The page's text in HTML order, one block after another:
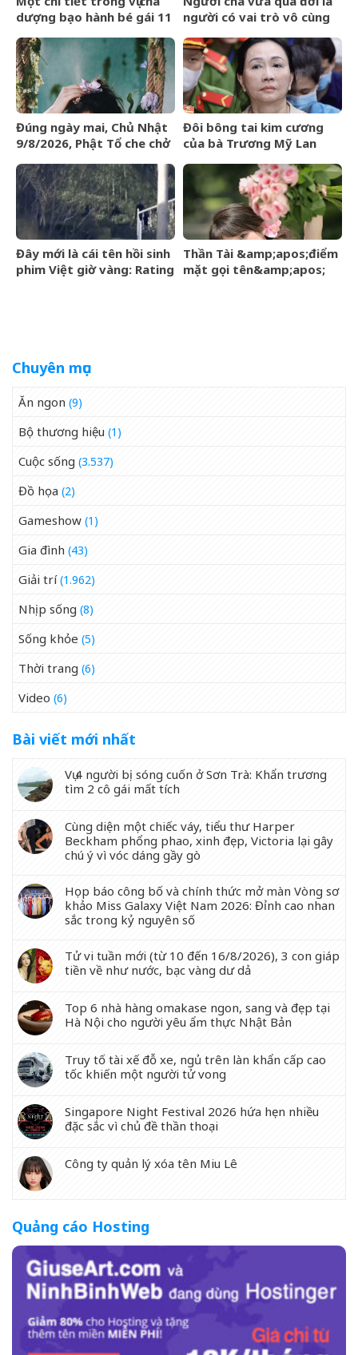
dượng bạo hành bé gái 11
xót xa: Đây có lẽ là điều
khiến con đau lòng nhất
người có vai trò vô cùng
đại của Messi
Đúng ngày mai, Chủ Nhật
9/8/2026, Phật Tổ che chở
&amp;apos;đạp trúng mỏ
vàng&amp;apos;, sự
nghiệp vượng phát
Đôi bông tai kim cương
của bà Trương Mỹ Lan
đồng
Đây mới là cái tên hồi sinh
phim Việt giờ vàng: Rating
Thần Tài &amp;apos;điểm
mặt gọi tên&amp;apos;
Chuyên mục
Ăn ngon (9)
Bộ thương hiệu (1)
Cuộc sống (3.537)
Đồ họa (2)
Gameshow (1)
Gia đình (43)
Giải trí(1.962)
Nhịp sống (8)
Sống khỏe (5)
Thời trang (6)
Video (6)
Bài viết mới nhất
Vụ 4 người bị sóng cuốn ở Sơn Trà: Khẩn trương
tìm 2 cô gái mất tích
Cùng diện một chiếc váy, tiểu thư Harper
Beckham phổng phao, xinh đẹp, Victoria lại gây
chú ý vì vóc dáng gầy gò
Họp báo công bố và chính thức mở màn Vòng sơ
khảo Miss Galaxy Việt Nam 2026: Đỉnh cao nhan
sắc trong kỷ nguyên số
Tử vi tuần mới (từ 10 đến 16/8/2026), 3 con giáp
tiền về như nước, bạc vàng dư dả
Top 6 nhà hàng omakase ngon, sang và đẹp tại
Hà Nội cho người yêu ẩm thực Nhật Bản
Truy tố tài xế đỗ xe, ngủ trên làn khẩn cấp cao
tốc khiến một người tử vong
Singapore Night Festival 2026 hứa hẹn nhiều
đặc sắc vì chủ đề thần thoại
Công ty quản lý xóa tên Miu Lê
Quảng cáo Hosting